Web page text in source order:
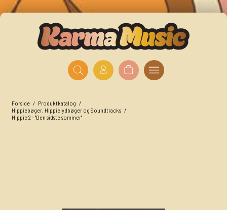
Forside / Produktkatalog /
Hippiebøger, Hippielydbøger og Soundtracks /
Hippie 2 - "Den sidste sommer"